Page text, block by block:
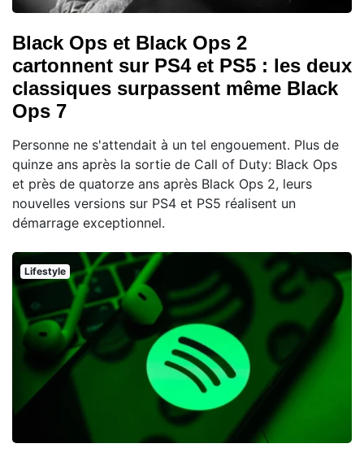
Black Ops et Black Ops 2
cartonnent sur PS4 et PS5 : les deux
classiques surpassent même Black
Ops 7
Personne ne s'attendait à un tel engouement. Plus de
quinze ans après la sortie de Call of Duty: Black Ops
et près de quatorze ans après Black Ops 2, leurs
nouvelles versions sur PS4 et PS5 réalisent un
démarrage exceptionnel.
Lifestyle